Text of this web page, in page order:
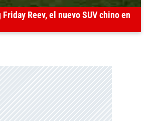
Reev, el nuevo SUV chino en